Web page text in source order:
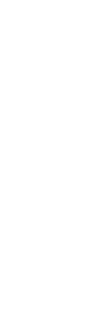
auf
Sind Ihre
1 lit. b
6 Abs. 1
im
Stellen
sind (z. B.
auf